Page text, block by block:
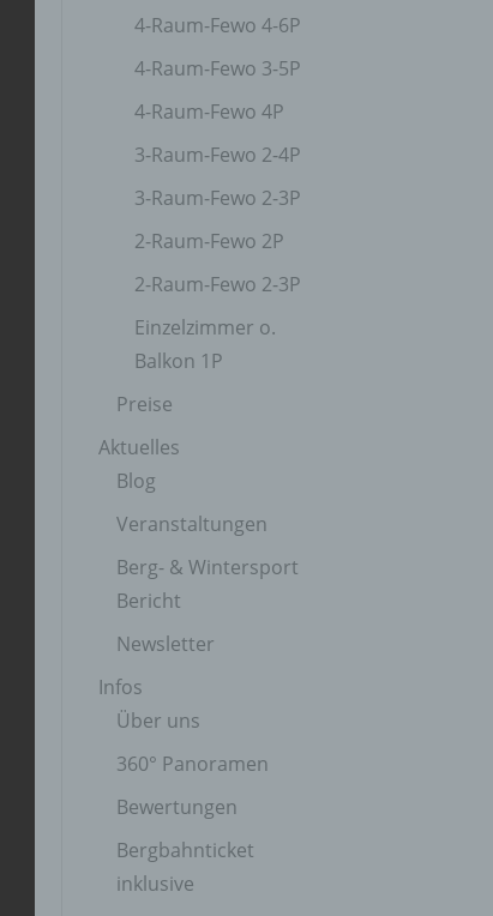
4-Raum-Fewo 4-6P
4-Raum-Fewo 3-5P
4-Raum-Fewo 4P
3-Raum-Fewo 2-4P
3-Raum-Fewo 2-3P
2-Raum-Fewo 2P
2-Raum-Fewo 2-3P
Einzelzimmer o.
Balkon 1P
Preise
Aktuelles
Blog
Veranstaltungen
Berg- & Wintersport
Bericht
Newsletter
Infos
Über uns
360° Panoramen
Bewertungen
Bergbahnticket
inklusive